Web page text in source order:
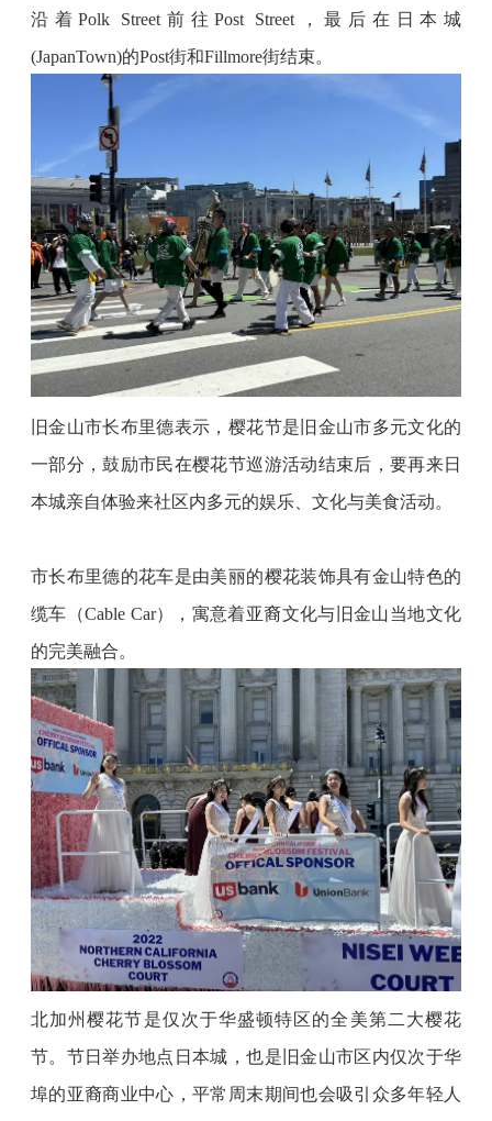
沿着Polk Street前往Post Street，最后在日本城
(JapanTown)的Post街和Fillmore街结束。
旧金山市长布里德表示，樱花节是旧金山市多元文化的
一部分，鼓励市民在樱花节巡游活动结束后，要再来日
本城亲自体验来社区内多元的娱乐、文化与美食活动。
市长布里德的花车是由美丽的樱花装饰具有金山特色的
缆车（Cable Car），寓意着亚裔文化与旧金山当地文化
的完美融合。
北加州樱花节是仅次于华盛顿特区的全美第二大樱花
节。节日举办地点日本城，也是旧金山市区内仅次于华
埠的亚裔商业中心，平常周末期间也会吸引众多年轻人